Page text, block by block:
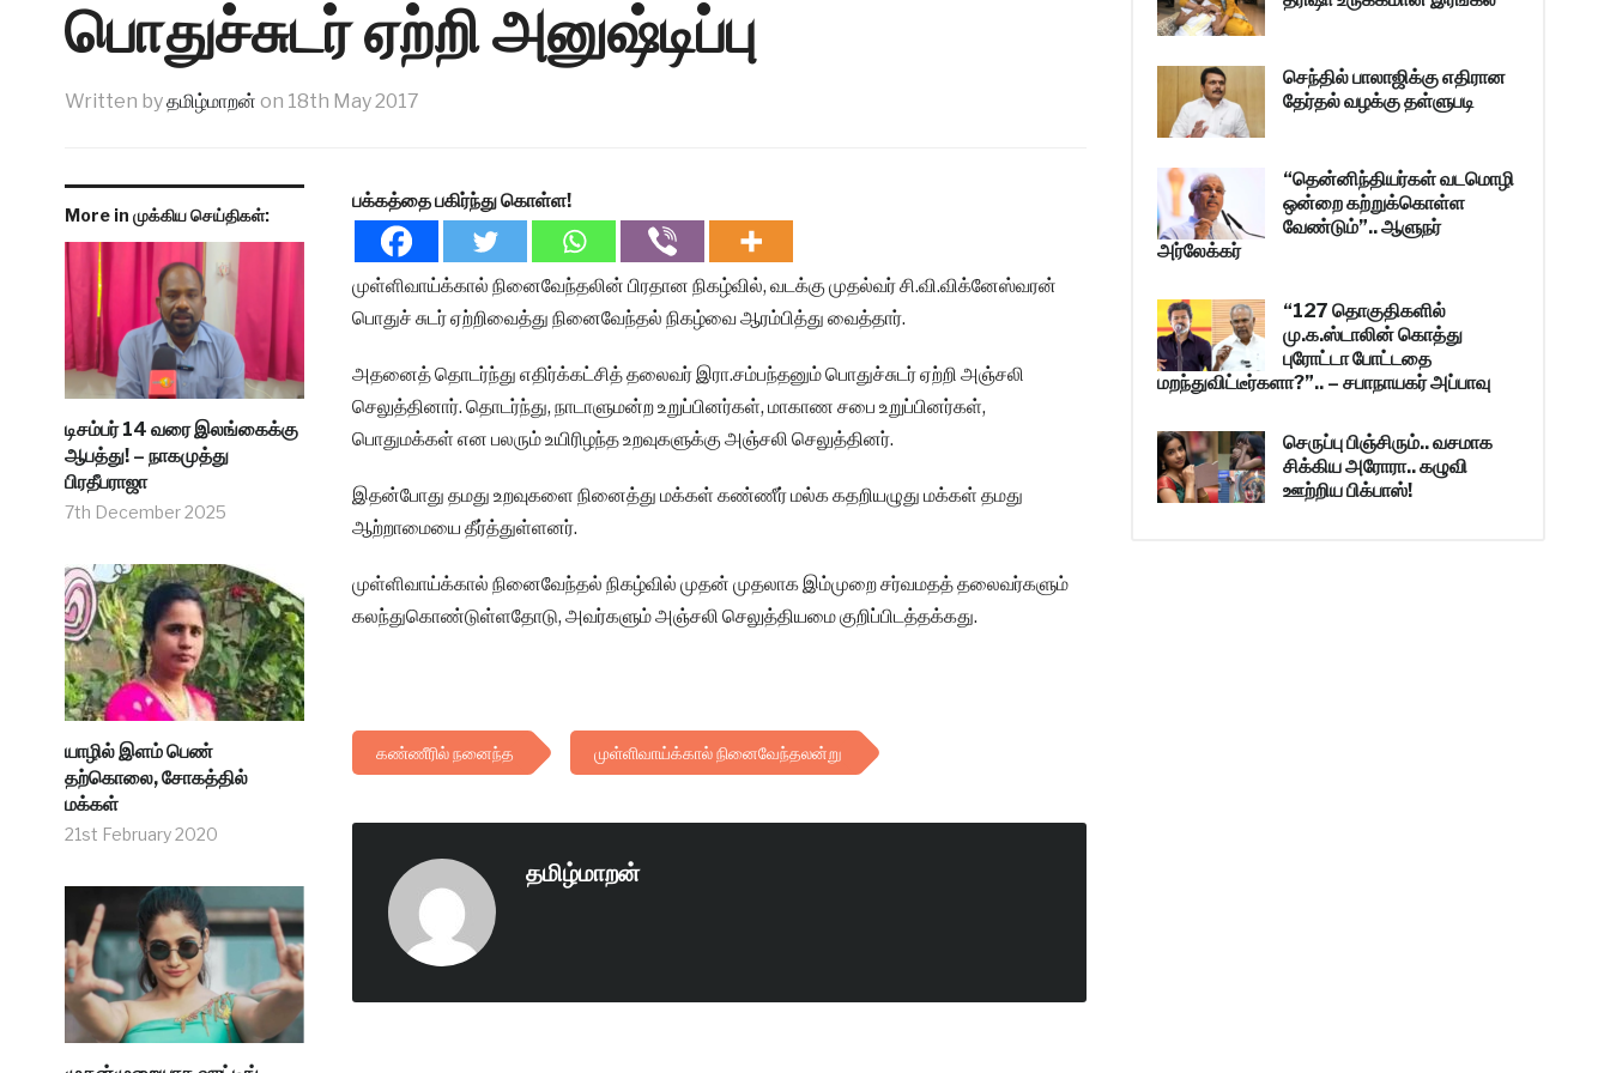
பொதுச்சுடர் ஏற்றி அனுஷ்டிப்பு
Written byதமிழ்மாறன் on 18th May 2017
More in முக்கிய செய்திகள்:
டிசம்பர் 14 வரை இலங்கைக்கு
ஆபத்து! – நாகமுத்து
பிரதீபராஜா
7th December 2025
யாழில் இளம் பெண்
தற்கொலை, சோகத்தில்
மக்கள்
21st February 2020
பக்கத்தை பகிர்ந்து கொள்ள!
முள்ளிவாய்க்கால் நினைவேந்தலின் பிரதான நிகழ்வில், வடக்கு முதல்வர் சி.வி.விக்னேஸ்வரன்
பொதுச் சுடர் ஏற்றிவைத்து நினைவேந்தல் நிகழ்வை ஆரம்பித்து வைத்தார்.
அதனைத் தொடர்ந்து எதிர்க்கட்சித் தலைவர் இரா.சம்பந்தனும் பொதுச்சுடர் ஏற்றி அஞ்சலி
செலுத்தினார். தொடர்ந்து, நாடாளுமன்ற உறுப்பினர்கள், மாகாண சபை உறுப்பினர்கள்,
பொதுமக்கள் என பலரும் உயிரிழந்த உறவுகளுக்கு அஞ்சலி செலுத்தினர்.
இதன்போது தமது உறவுகளை நினைத்து மக்கள் கண்ணீர் மல்க கதறியழுது மக்கள் தமது
ஆற்றாமையை தீர்த்துள்ளனர்.
முள்ளிவாய்க்கால் நினைவேந்தல் நிகழ்வில் முதன் முதலாக இம்முறை சர்வமதத் தலைவர்களும்
கலந்துகொண்டுள்ளதோடு, அவர்களும் அஞ்சலி செலுத்தியமை குறிப்பிடத்தக்கது.
கண்ணீரில் நனைந்த முள்ளிவாய்க்கால் நினைவேந்தலன்று
தமிழ்மாறன்
செந்தில் பாலாஜிக்கு எதிரான
தேர்தல் வழக்கு தள்ளுபடி
“தென்னிந்தியர்கள் வடமொழி
ஒன்றை கற்றுக்கொள்ள
வேண்டும்”.. ஆளுநர்
அர்லேக்கர்
“127 தொகுதிகளில்
மு.க.ஸ்டாலின் கொத்து
புரோட்டா போட்டதை
மறந்துவிட்டீர்களா?”.. – சபாநாயகர் அப்பாவு
செருப்பு பிஞ்சிரும்.. வசமாக
சிக்கிய அரோரா.. கழுவி
ஊற்றிய பிக்பாஸ்!